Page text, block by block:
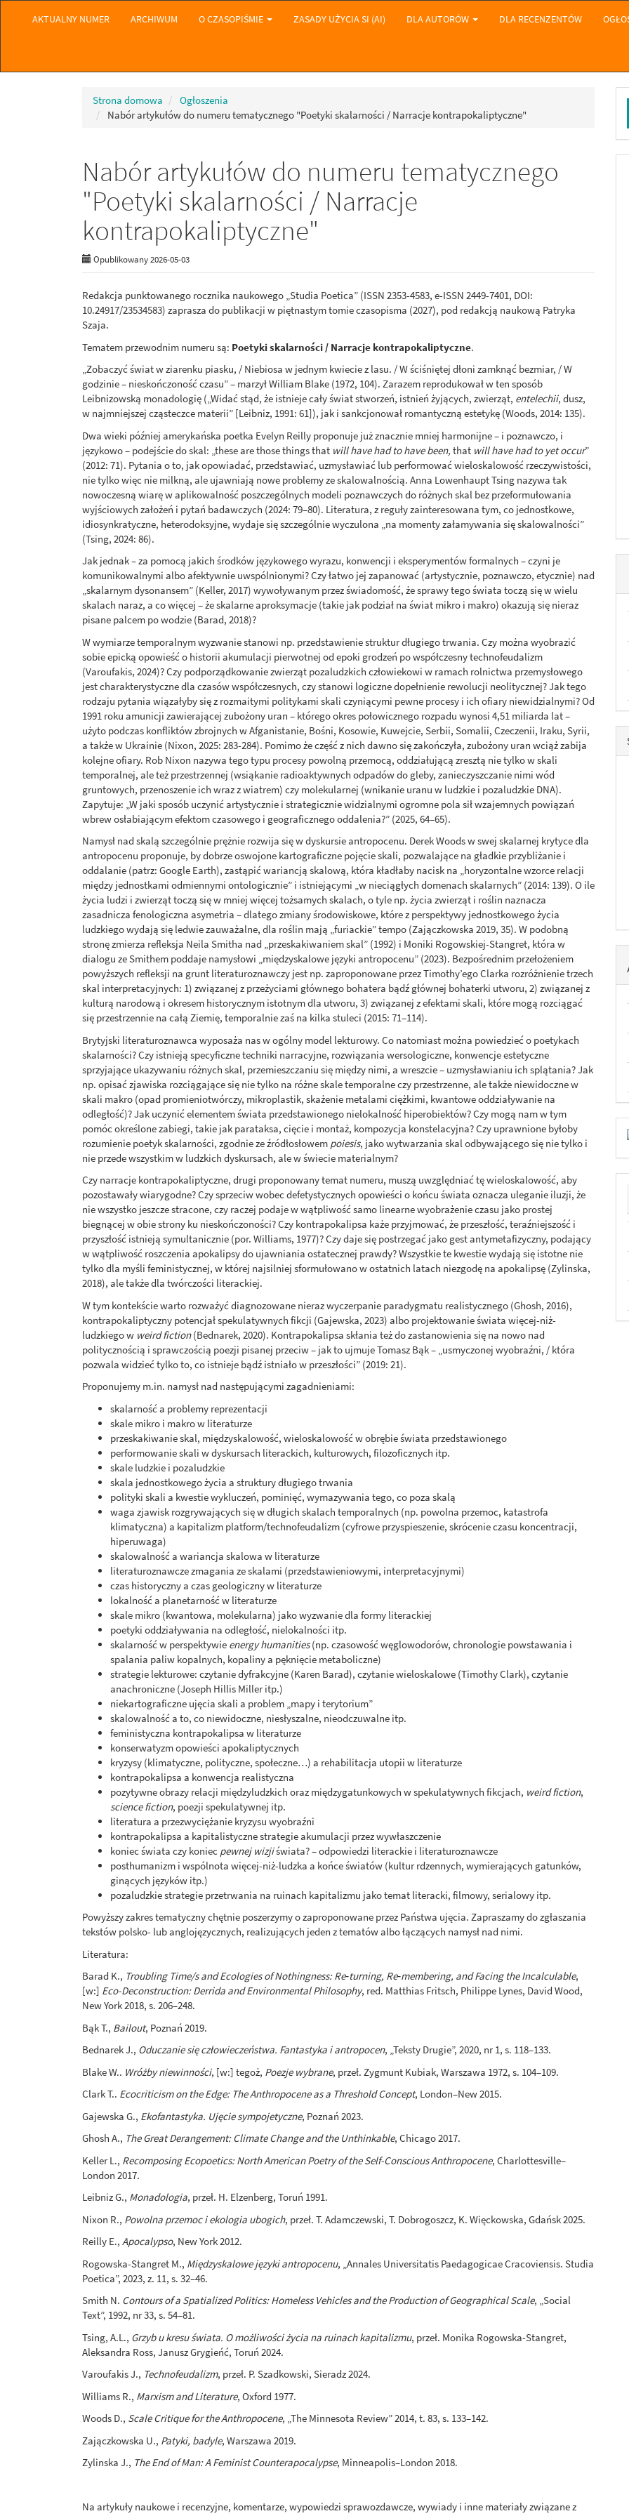
Main Navigation
AKTUALNY NUMER ARCHIWUM O CZASOPIŚMIE ZASADY UŻYCIA SI (AI) DLA AUTORÓW DLA RECENZENTÓW
Strona domowa
Ogłoszenia
Nabór artykułów do numeru tematycznego "Poetyki skalarności / Narracje kontrapokaliptyczne"
Nabór artykułów do numeru tematycznego
"Poetyki skalarności / Narracje
kontrapokaliptyczne"
Opublikowany 2026-05-03
Redakcja punktowanego rocznika naukowego „Studia Poetica” (ISSN 2353-4583, e-ISSN 2449-7401, DOI:
10.24917/23534583) zaprasza do publikacji w piętnastym tomie czasopisma (2027), pod redakcją naukową Patryka
Szaja.
Tematem przewodnim numeru są: Poetyki skalarności / Narracje kontrapokaliptyczne.
„Zobaczyć świat w ziarenku piasku, / Niebiosa w jednym kwiecie z lasu. / W ściśniętej dłoni zamknąć bezmiar, / W
godzinie – nieskończoność czasu” – marzył William Blake (1972, 104). Zarazem reprodukował w ten sposób
Leibnizowską monadologię („Widać stąd, że istnieje cały świat stworzeń, istnień żyjących, zwierząt, entelechii, dusz,
w najmniejszej cząsteczce materii” [Leibniz, 1991: 61]), jak i sankcjonował romantyczną estetykę (Woods, 2014: 135).
Dwa wieki później amerykańska poetka Evelyn Reilly proponuje już znacznie mniej harmonijne – i poznawczo, i
językowo – podejście do skal: „these are those things that will have had to have been, that will have had to yet occur”
(2012: 71). Pytania o to, jak opowiadać, przedstawiać, uzmysławiać lub performować wieloskalowość rzeczywistości,
nie tylko więc nie milkną, ale ujawniają nowe problemy ze skalowalnością. Anna Lowenhaupt Tsing nazywa tak
nowoczesną wiarę w aplikowalność poszczególnych modeli poznawczych do różnych skal bez przeformułowania
wyjściowych założeń i pytań badawczych (2024: 79–80). Literatura, z reguły zainteresowana tym, co jednostkowe,
idiosynkratyczne, heterodoksyjne, wydaje się szczególnie wyczulona „na momenty załamywania się skalowalności”
(Tsing, 2024: 86).
Jak jednak – za pomocą jakich środków językowego wyrazu, konwencji i eksperymentów formalnych – czyni je
komunikowalnymi albo afektywnie uwspólnionymi? Czy łatwo jej zapanować (artystycznie, poznawczo, etycznie) nad
„skalarnym dysonansem” (Keller, 2017) wywoływanym przez świadomość, że sprawy tego świata toczą się w wielu
skalach naraz, a co więcej – że skalarne aproksymacje (takie jak podział na świat mikro i makro) okazują się nieraz
pisane palcem po wodzie (Barad, 2018)?
W wymiarze temporalnym wyzwanie stanowi np. przedstawienie struktur długiego trwania. Czy można wyobrazić
sobie epicką opowieść o historii akumulacji pierwotnej od epoki grodzeń po współczesny technofeudalizm
(Varoufakis, 2024)? Czy podporządkowanie zwierząt pozaludzkich człowiekowi w ramach rolnictwa przemysłowego
jest charakterystyczne dla czasów współczesnych, czy stanowi logiczne dopełnienie rewolucji neolitycznej? Jak tego
rodzaju pytania wiązałyby się z rozmaitymi politykami skali czyniącymi pewne procesy i ich ofiary niewidzialnymi? Od
1991 roku amunicji zawierającej zubożony uran – którego okres połowicznego rozpadu wynosi 4,51 miliarda lat –
użyto podczas konfliktów zbrojnych w Afganistanie, Bośni, Kosowie, Kuwejcie, Serbii, Somalii, Czeczenii, Iraku, Syrii,
a także w Ukrainie (Nixon, 2025: 283-284). Pomimo że część z nich dawno się zakończyła, zubożony uran wciąż zabija
kolejne ofiary. Rob Nixon nazywa tego typu procesy powolną przemocą, oddziałującą zresztą nie tylko w skali
temporalnej, ale też przestrzennej (wsiąkanie radioaktywnych odpadów do gleby, zanieczyszczanie nimi wód
gruntowych, przenoszenie ich wraz z wiatrem) czy molekularnej (wnikanie uranu w ludzkie i pozaludzkie DNA).
Zapytuje: „W jaki sposób uczynić artystycznie i strategicznie widzialnymi ogromne pola sił wzajemnych powiązań
wbrew osłabiającym efektom czasowego i geograficznego oddalenia?” (2025, 64–65).
Namysł nad skalą szczególnie prężnie rozwija się w dyskursie antropocenu. Derek Woods w swej skalarnej krytyce dla
antropocenu proponuje, by dobrze oswojone kartograficzne pojęcie skali, pozwalające na gładkie przybliżanie i
oddalanie (patrz: Google Earth), zastąpić wariancją skalową, która kładłaby nacisk na „horyzontalne wzorce relacji
między jednostkami odmiennymi ontologicznie” i istniejącymi „w nieciągłych domenach skalarnych” (2014: 139). O ile
życia ludzi i zwierząt toczą się w mniej więcej tożsamych skalach, o tyle np. życia zwierząt i roślin naznacza
zasadnicza fenologiczna asymetria – dlatego zmiany środowiskowe, które z perspektywy jednostkowego życia
ludzkiego wydają się ledwie zauważalne, dla roślin mają „furiackie” tempo (Zajączkowska 2019, 35). W podobną
stronę zmierza refleksja Neila Smitha nad „przeskakiwaniem skal” (1992) i Moniki Rogowskiej-Stangret, która w
dialogu ze Smithem poddaje namysłowi „międzyskalowe języki antropocenu” (2023). Bezpośrednim przełożeniem
powyższych refleksji na grunt literaturoznawczy jest np. zaproponowane przez Timothy’ego Clarka rozróżnienie trzech
skal interpretacyjnych: 1) związanej z przeżyciami głównego bohatera bądź głównej bohaterki utworu, 2) związanej z
kulturą narodową i okresem historycznym istotnym dla utworu, 3) związanej z efektami skali, które mogą rozciągać
się przestrzennie na całą Ziemię, temporalnie zaś na kilka stuleci (2015: 71–114).
Brytyjski literaturoznawca wyposaża nas w ogólny model lekturowy. Co natomiast można powiedzieć o poetykach
skalarności? Czy istnieją specyficzne techniki narracyjne, rozwiązania wersologiczne, konwencje estetyczne
sprzyjające ukazywaniu różnych skal, przemieszczaniu się między nimi, a wreszcie – uzmysławianiu ich splątania? Jak
np. opisać zjawiska rozciągające się nie tylko na różne skale temporalne czy przestrzenne, ale także niewidoczne w
skali makro (opad promieniotwórczy, mikroplastik, skażenie metalami ciężkimi, kwantowe oddziaływanie na
odległość)? Jak uczynić elementem świata przedstawionego nielokalność hiperobiektów? Czy mogą nam w tym
pomóc określone zabiegi, takie jak parataksa, cięcie i montaż, kompozycja konstelacyjna? Czy uprawnione byłoby
rozumienie poetyk skalarności, zgodnie ze źródłosłowem poiesis, jako wytwarzania skal odbywającego się nie tylko i
nie przede wszystkim w ludzkich dyskursach, ale w świecie materialnym?
Czy narracje kontrapokaliptyczne, drugi proponowany temat numeru, muszą uwzględniać tę wieloskalowość, aby
pozostawały wiarygodne? Czy sprzeciw wobec defetystycznych opowieści o końcu świata oznacza uleganie iluzji, że
nie wszystko jeszcze stracone, czy raczej podaje w wątpliwość samo linearne wyobrażenie czasu jako prostej
biegnącej w obie strony ku nieskończoności? Czy kontrapokalipsa każe przyjmować, że przeszłość, teraźniejszość i
przyszłość istnieją symultanicznie (por. Williams, 1977)? Czy daje się postrzegać jako gest antymetafizyczny, podający
w wątpliwość roszczenia apokalipsy do ujawniania ostatecznej prawdy? Wszystkie te kwestie wydają się istotne nie
tylko dla myśli feministycznej, w której najsilniej sformułowano w ostatnich latach niezgodę na apokalipsę (Zylinska,
2018), ale także dla twórczości literackiej.
W tym kontekście warto rozważyć diagnozowane nieraz wyczerpanie paradygmatu realistycznego (Ghosh, 2016),
kontrapokaliptyczny potencjał spekulatywnych fikcji (Gajewska, 2023) albo projektowanie świata więcej-niż-
ludzkiego w weird fiction(Bednarek, 2020). Kontrapokalipsa skłania też do zastanowienia się na nowo nad
politycznością i sprawczością poezji pisanej przeciw – jak to ujmuje Tomasz Bąk – „usmyczonej wyobraźni, / która
pozwala widzieć tylko to, co istnieje bądź istniało w przeszłości” (2019: 21).
Proponujemy m.in. namysł nad następującymi zagadnieniami:
skalarność a problemy reprezentacji
skale mikro i makro w literaturze
przeskakiwanie skal, międzyskalowość, wieloskalowość w obrębie świata przedstawionego
performowanie skali w dyskursach literackich, kulturowych, filozoficznych itp.
skale ludzkie i pozaludzkie
skala jednostkowego życia a struktury długiego trwania
polityki skali a kwestie wykluczeń, pominięć, wymazywania tego, co poza skalą
waga zjawisk rozgrywających się w długich skalach temporalnych (np. powolna przemoc, katastrofa
klimatyczna) a kapitalizm platform/technofeudalizm (cyfrowe przyspieszenie, skrócenie czasu koncentracji,
hiperuwaga)
skalowalność a wariancja skalowa w literaturze
literaturoznawcze zmagania ze skalami (przedstawieniowymi, interpretacyjnymi)
czas historyczny a czas geologiczny w literaturze
lokalność a planetarność w literaturze
skale mikro (kwantowa, molekularna) jako wyzwanie dla formy literackiej
poetyki oddziaływania na odległość, nielokalności itp.
skalarność w perspektywie energy humanities(np. czasowość węglowodorów, chronologie powstawania i
spalania paliw kopalnych, kopaliny a pęknięcie metaboliczne)
strategie lekturowe: czytanie dyfrakcyjne (Karen Barad), czytanie wieloskalowe (Timothy Clark), czytanie
anachroniczne (Joseph Hillis Miller itp.)
niekartograficzne ujęcia skali a problem „mapy i terytorium”
skalowalność a to, co niewidoczne, niesłyszalne, nieodczuwalne itp.
feministyczna kontrapokalipsa w literaturze
konserwatyzm opowieści apokaliptycznych
kryzysy (klimatyczne, polityczne, społeczne…) a rehabilitacja utopii w literaturze
kontrapokalipsa a konwencja realistyczna
pozytywne obrazy relacji międzyludzkich oraz międzygatunkowych w spekulatywnych fikcjach, weird fiction,
science fiction, poezji spekulatywnej itp.
literatura a przezwyciężanie kryzysu wyobraźni
kontrapokalipsa a kapitalistyczne strategie akumulacji przez wywłaszczenie
koniec świata czy koniec pewnej wizjiświata? – odpowiedzi literackie i literaturoznawcze
posthumanizm i wspólnota więcej-niż-ludzka a końce światów (kultur rdzennych, wymierających gatunków,
ginących języków itp.)
pozaludzkie strategie przetrwania na ruinach kapitalizmu jako temat literacki, filmowy, serialowy itp.
Powyższy zakres tematyczny chętnie poszerzymy o zaproponowane przez Państwa ujęcia. Zapraszamy do zgłaszania
tekstów polsko- lub anglojęzycznych, realizujących jeden z tematów albo łączących namysł nad nimi.
Literatura:
Barad K., Troubling Time/s and Ecologies of Nothingness: Re‑turning, Re‑membering, and Facing the Incalculable,
[w:] Eco-Deconstruction: Derrida and Environmental Philosophy, red. Matthias Fritsch, Philippe Lynes, David Wood,
New York 2018, s. 206–248.
Bąk T., Bailout, Poznań 2019.
Bednarek J., Oduczanie się człowieczeństwa. Fantastyka i antropocen, „Teksty Drugie”, 2020, nr 1, s. 118–133.
Blake W.. Wróżby niewinności, [w:] tegoż, Poezje wybrane, przeł. Zygmunt Kubiak, Warszawa 1972, s. 104–109.
Clark T.. Ecocriticism on the Edge: The Anthropocene as a Threshold Concept, London–New 2015.
Gajewska G., Ekofantastyka. Ujęcie sympojetyczne, Poznań 2023.
Ghosh A., The Great Derangement: Climate Change and the Unthinkable, Chicago 2017.
Keller L., Recomposing Ecopoetics: North American Poetry of the Self-Conscious Anthropocene, Charlottesville–
London 2017.
Leibniz G., Monadologia, przeł. H. Elzenberg, Toruń 1991.
Nixon R., Powolna przemoc i ekologia ubogich, przeł. T. Adamczewski, T. Dobrogoszcz, K. Więckowska, Gdańsk 2025.
Reilly E., Apocalypso, New York 2012.
Rogowska-Stangret M., Międzyskalowe języki antropocenu, „Annales Universitatis Paedagogicae Cracoviensis. Studia
Poetica”, 2023, z. 11, s. 32–46.
Smith N. Contours of a Spatialized Politics: Homeless Vehicles and the Production of Geographical Scale, „Social
Text”, 1992, nr 33, s. 54–81.
Tsing, A.L., Grzyb u kresu świata. O możliwości życia na ruinach kapitalizmu, przeł. Monika Rogowska-Stangret,
Aleksandra Ross, Janusz Grygieńć, Toruń 2024.
Varoufakis J., Technofeudalizm, przeł. P. Szadkowski, Sieradz 2024.
Williams R., Marxism and Literature, Oxford 1977.
Woods D., Scale Critique for the Anthropocene, „The Minnesota Review” 2014, t. 83, s. 133–142.
Zajączkowska U., Patyki, badyle, Warszawa 2019.
Zylinska J., The End of Man: A Feminist Counterapocalypse, Minneapolis–London 2018.
Na artykuły naukowe i recenzyjne, komentarze, wypowiedzi sprawozdawcze, wywiady i inne materiały związane z